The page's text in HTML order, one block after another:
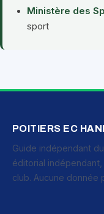
Ministère des
sport
POITIERS EC
Guide indépendant
éditorial
club. Aucune donnée